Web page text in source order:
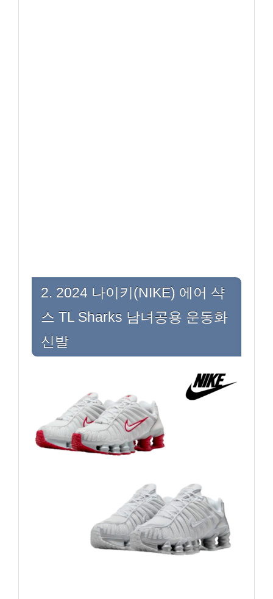
2. 2024 나이키(NIKE) 에어 샥
스 TL Sharks 남녀공용 운동화
신발